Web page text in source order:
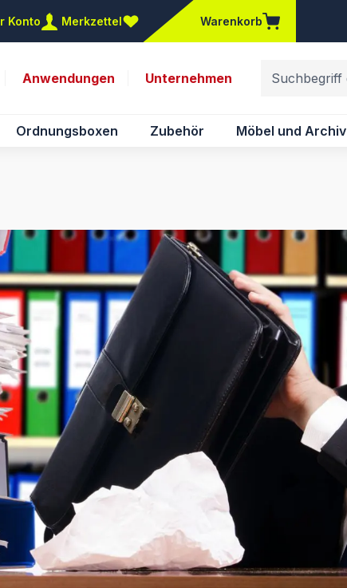
Konto Merkzettel
Du hast 0 Produkte auf dem Merkzettel
Warenkorb
Anwendungen Unternehmen
Ordnungsboxen Zubehör Möbel und Archiv